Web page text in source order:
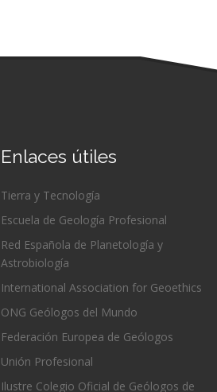
Enlaces útiles
Tierra y Tecnología
Escuela de Geología Profesional
Red Española de Planetología y
Astrobiología
International Association for Geoethics
ONG Geólogos del Mundo
Federación Europea de Geólogos
Unión Profesional
Ilustre Colegio Oficial de Geólogos de